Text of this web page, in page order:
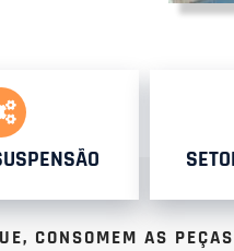
CONSOMEM AS